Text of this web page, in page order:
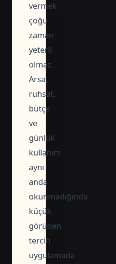
vermek
çoğu
zaman
yeterli
olmaz.
Arsa,
ruhsat,
bütçe
ve
günlük
kullanım
aynı
anda
okunmadığında
küçük
görünen
tercih
uygulamada